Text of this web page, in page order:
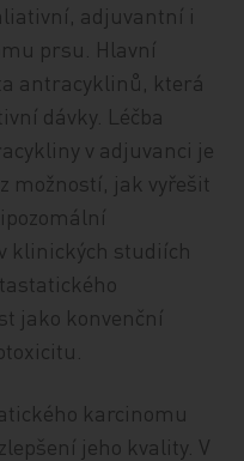
adjuvantní i
prsu. Hlavní
antracyklinů, která
dávky. Léčba
v adjuvanci je
možností, jak vyřešit
klinických studiích
jako konvenční
karcinomu
jeho kvality. V